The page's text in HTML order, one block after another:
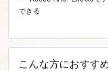
できる
こんな方におすす